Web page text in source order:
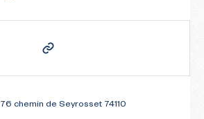
76 chemin de Seyrosset 74110